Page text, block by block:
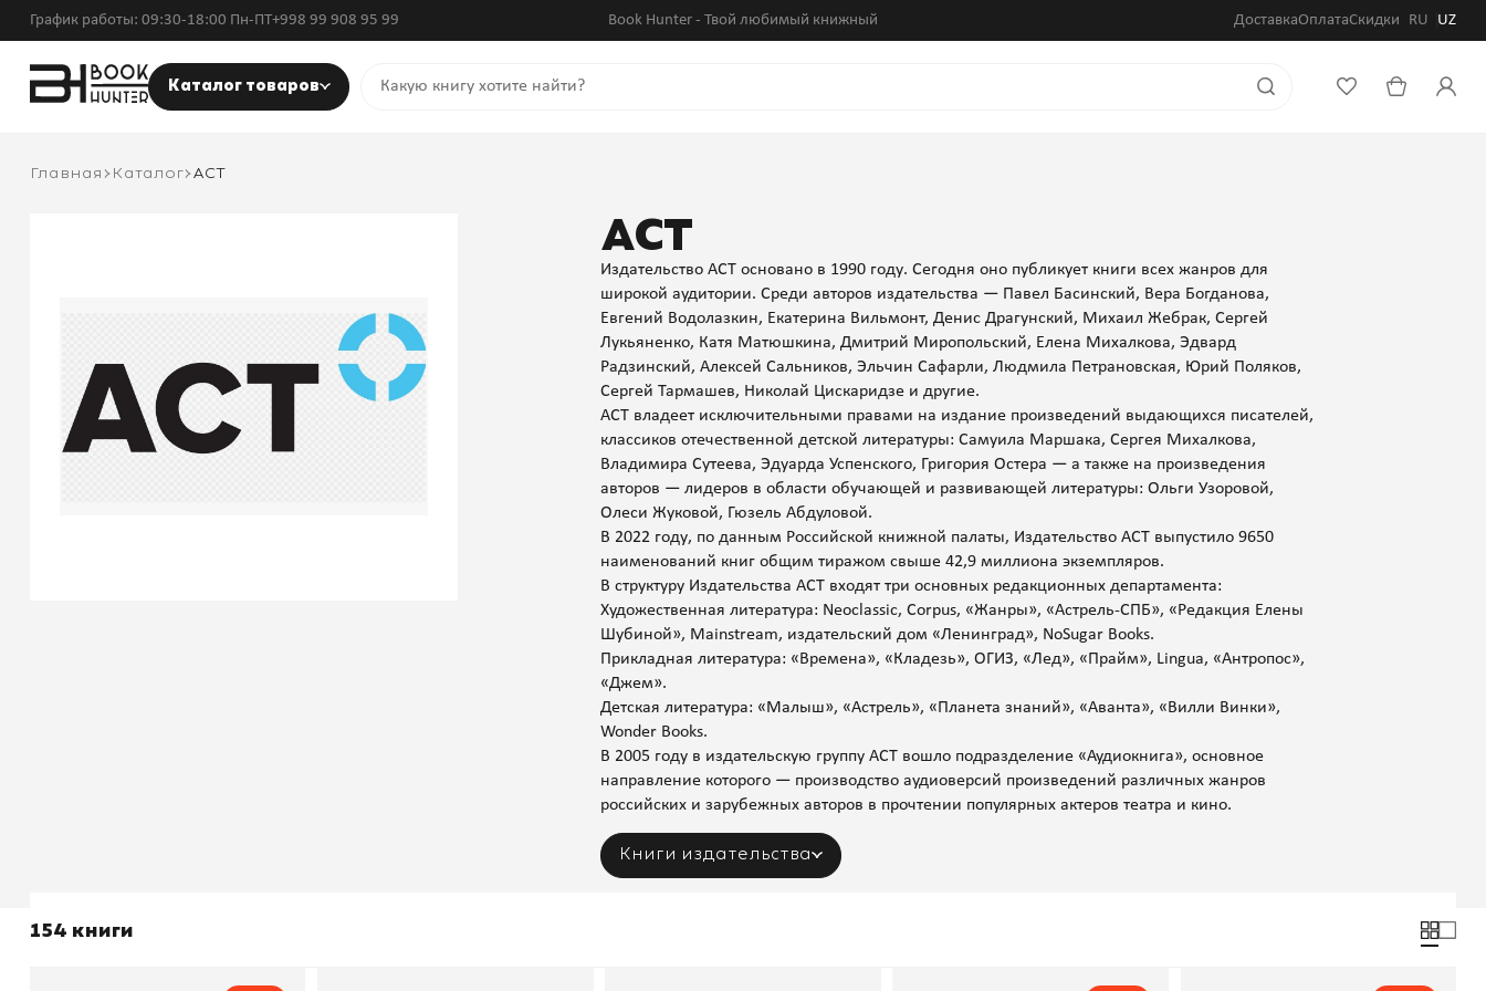
График работы: 09:30-18:00 Пн-ПТ+998 99 908 95 99 Book Hunter - Твой любимый книжный ДоставкаОплатаСкидки RU UZ
Каталог товаров
Главная Каталог АСТ
АСТ
Издательство АСТ основано в 1990 году. Сегодня оно публикует книги всех жанров для
широкой аудитории. Среди авторов издательства — Павел Басинский, Вера Богданова,
Евгений Водолазкин, Екатерина Вильмонт, Денис Драгунский, Михаил Жебрак, Сергей
Лукьяненко, Катя Матюшкина, Дмитрий Миропольский, Елена Михалкова, Эдвард
Радзинский, Алексей Сальников, Эльчин Сафарли, Людмила Петрановская, Юрий Поляков,
Сергей Тармашев, Николай Цискаридзе и другие.
АСТ владеет исключительными правами на издание произведений выдающихся писателей,
классиков отечественной детской литературы: Самуила Маршака, Сергея Михалкова,
Владимира Сутеева, Эдуарда Успенского, Григория Остера — а также на произведения
авторов — лидеров в области обучающей и развивающей литературы: Ольги Узоровой,
Олеси Жуковой, Гюзель Абдуловой.
В 2022 году, по данным Российской книжной палаты, Издательство АСТ выпустило 9650
наименований книг общим тиражом свыше 42,9 миллиона экземпляров.
В структуру Издательства АСТ входят три основных редакционных департамента:
Художественная литература: Neoclassic, Corpus, «Жанры», «Астрель-СПБ», «Редакция Елены
Шубиной», Mainstream, издательский дом «Ленинград», NoSugar Books.
Прикладная литература: «Времена», «Кладезь», ОГИЗ, «Лед», «Прайм», Lingua, «Антропос»,
«Джем».
Детская литература: «Малыш», «Астрель», «Планета знаний», «Аванта», «Вилли Винки»,
Wonder Books.
В 2005 году в издательскую группу АСТ вошло подразделение «Аудиокнига», основное
направление которого — производство аудиоверсий произведений различных жанров
российских и зарубежных авторов в прочтении популярных актеров театра и кино.
Книги издательства
154 книги